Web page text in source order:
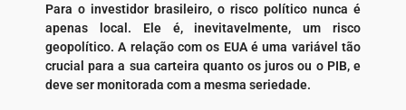
Para o investidor brasileiro, o risco político nunca é
apenas local. Ele é, inevitavelmente, um risco
geopolítico. A relação com os EUA é uma variável tão
crucial para a sua carteira quanto os juros ou o PIB, e
deve ser monitorada com a mesma seriedade.